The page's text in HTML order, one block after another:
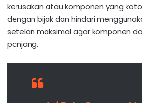
kerusakan atau komponen yang
dengan bijak dan hindari
setelan maksimal agar komponen
panjang.